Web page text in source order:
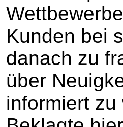
Kunden bei
danach zu
über
informiert